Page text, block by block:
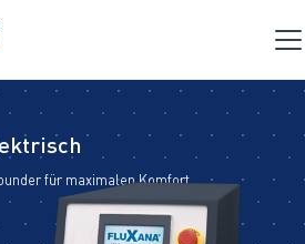
für maximalen Komfort.